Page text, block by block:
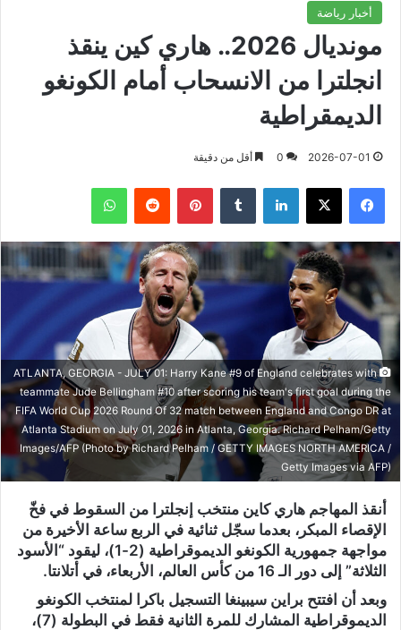
أخبار رياضة
مونديال 2026.. هاري كين ينقذ
انجلترا من الانسحاب أمام الكونغو
الديمقراطية
2026-07-01
0 أقل من دقيقة
فيسبوك X لينكدإن بينتيريست واتساب
ATLANTA, GEORGIA - JULY 01: Harry Kane #9 of England celebrates with
teammate Jude Bellingham #10 after scoring his team's first goal during the
FIFA World Cup 2026 Round Of 32 match between England and Congo DR at
Atlanta Stadium on July 01, 2026 in Atlanta, Georgia. Richard Pelham/Getty
Images/AFP (Photo by Richard Pelham / GETTY IMAGES NORTH AMERICA /
Getty Images via AFP)
أنقذ المهاجم هاري كاين منتخب إنجلترا من السقوط في فخّ
الإقصاء المبكر، بعدما سجّل ثنائية في الربع ساعة الأخيرة من
مواجهة جمهورية الكونغو الديموقراطية (2-1)، ليقود “الأسود
الثلاثة” إلى دور الـ 16 من كأس العالم، الأربعاء، في أتلانتا.
وبعد أن افتتح براين سيبينغا التسجيل باكرا لمنتخب الكونغو
الديموقراطية المشارك للمرة الثانية فقط في البطولة (7)،